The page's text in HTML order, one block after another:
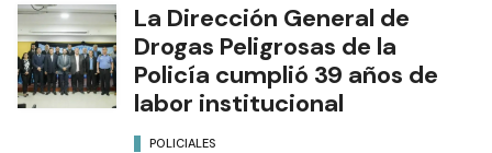
La Dirección General de
Drogas Peligrosas de la
Policía cumplió 39 años de
labor institucional
POLICIALES